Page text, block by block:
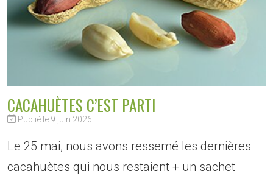
CACAHUÈTES C’EST PARTI
Publié le 9 juin 2026
Le 25 mai, nous avons ressemé les dernières
cacahuètes qui nous restaient + un sachet